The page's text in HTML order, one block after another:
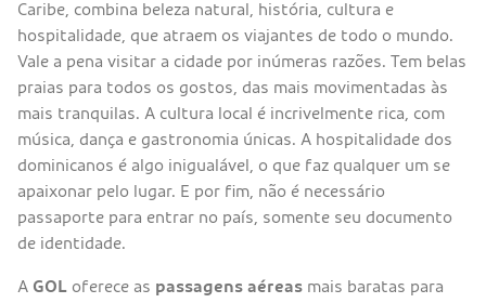
Caribe, combina beleza natural, história, cultura e
hospitalidade, que atraem os viajantes de todo o mundo.
Vale a pena visitar a cidade por inúmeras razões. Tem belas
praias para todos os gostos, das mais movimentadas às
mais tranquilas. A cultura local é incrivelmente rica, com
música, dança e gastronomia únicas. A hospitalidade dos
dominicanos é algo inigualável, o que faz qualquer um se
apaixonar pelo lugar. E por fim, não é necessário
passaporte para entrar no país, somente seu documento
de identidade.
A GOL oferece as passagens aéreas mais baratas para